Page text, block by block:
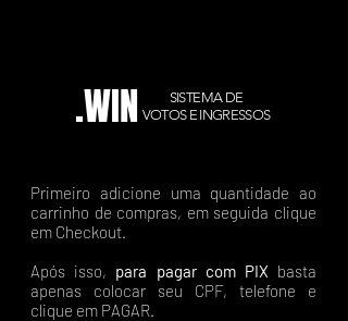
.WIN
SISTEMA DE
VOTOS E INGRESSOS
Primeiro adicione uma quantidade ao
carrinho de compras, em seguida clique
em Checkout.
Após isso, para pagar com PIX basta
apenas colocar seu CPF, telefone e
clique em PAGAR.